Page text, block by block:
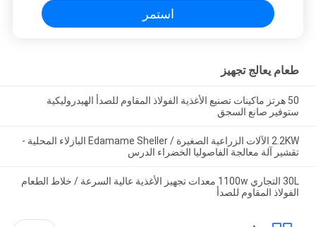
استمر
طعام يعالج تجهيز
50 هرتز ماكينات تصنيع الأغذية الفولاذ المقاوم للصدأ الهيدروليكية
ستوفير صانع السجق
2.2KW الآلات الزراعية الصغيرة / Edamame Sheller البازلاء المحلية -
تقشير آلة معالجة الفاصوليا الخضراء الدرس
30L التجاري 1100w معدات تجهيز الأغذية عالية السرعة / خلاط الطعام
الفولاذ المقاوم للصدأ